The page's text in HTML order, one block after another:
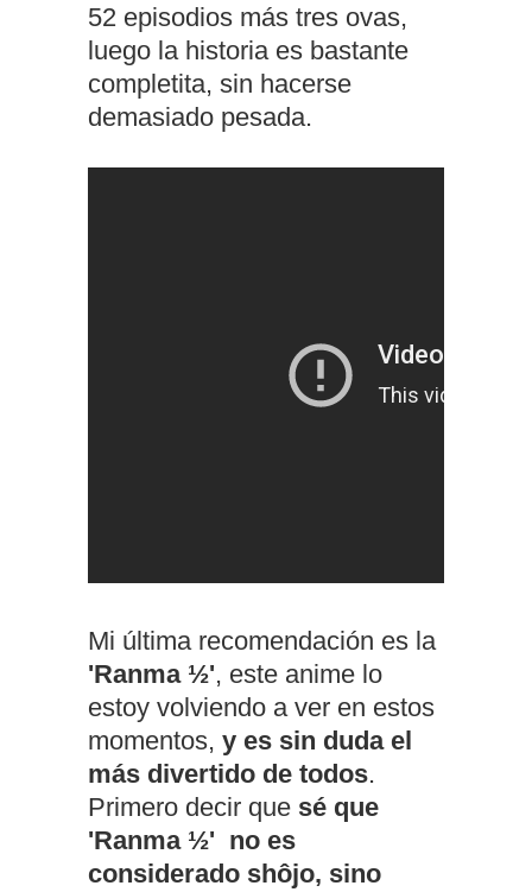
52 episodios más tres ovas,
luego la historia es bastante
completita, sin hacerse
demasiado pesada.
Mi última recomendación es la
'Ranma ½', este anime lo
estoy volviendo a ver en estos
momentos, y es sin duda el
más divertido de todos.
Primero decir que sé que
'Ranma ½' no es
considerado shôjo, sino